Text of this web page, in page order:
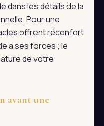
dans les détails de la
Pour une
offrent réconfort
a ses forces ; le
de votre
avant une